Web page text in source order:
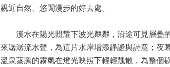
親近自然、悠閒漫步的好去處。
溪水在陽光照耀下波光粼粼，沿途可見層疊的
來潺潺流水聲，為這片水岸增添靜謐與詩意；夜
溫泉蒸騰的霧氣在燈光映照下輕輕飄散，為整個